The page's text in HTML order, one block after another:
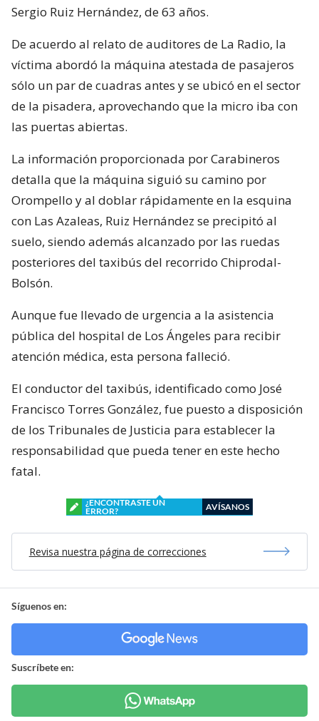
Sergio Ruiz Hernández, de 63 años.
De acuerdo al relato de auditores de La Radio, la
víctima abordó la máquina atestada de pasajeros
sólo un par de cuadras antes y se ubicó en el sector
de la pisadera, aprovechando que la micro iba con
las puertas abiertas.
La información proporcionada por Carabineros
detalla que la máquina siguió su camino por
Orompello y al doblar rápidamente en la esquina
con Las Azaleas, Ruiz Hernández se precipitó al
suelo, siendo además alcanzado por las ruedas
posteriores del taxibús del recorrido Chiprodal-
Bolsón.
Aunque fue llevado de urgencia a la asistencia
pública del hospital de Los Ángeles para recibir
atención médica, esta persona falleció.
El conductor del taxibús, identificado como José
Francisco Torres González, fue puesto a disposición
de los Tribunales de Justicia para establecer la
responsabilidad que pueda tener en este hecho
fatal.
¿ENCONTRASTE UN
ERROR?
AVÍSANOS
Revisa nuestra página de correcciones
Síguenos en:
Suscríbete en: